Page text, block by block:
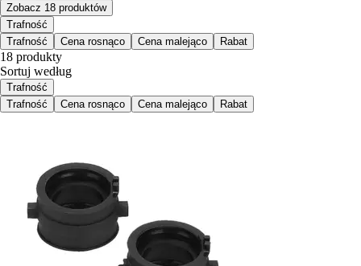
Zobacz 18 produktów
Trafność
Trafność
Cena rosnąco Cena malejąco Rabat
18 produkty
Sortuj według
Trafność
Trafność
Cena rosnąco Cena malejąco Rabat